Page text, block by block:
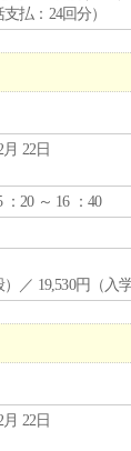
払：24回分）
22日
：20 ～ 16 ：40
）／ 19,530円（入
22日